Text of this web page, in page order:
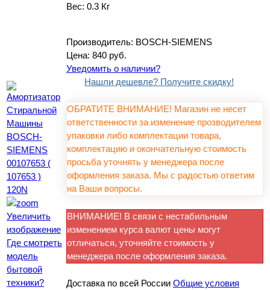
Увеличить
изображение
Где смотреть
модель
бытовой
техники?
Вес: 0.3 Кг
Производитель: BOSCH-SIEMENS
Цена: 840 руб.
Уведомить о наличии?
Нашли дешевле? Получите скидку!
ОБРАТИТЕ ВНИМАНИЕ! Магазин не несет
ответственности за изменение прозводителем
упаковки либо комплектации товара,
комплектацию и окончательную стоимость
просьба уточнять у менеджера после
оформления заказа. Мы с радостью ответим
на Ваши вопросы.
ВНИМАНИЕ! В связи с нестабильным
изменением курса валют цены могут
отличаться, уточняйте стоимость у
менеджера после оформления заказа.
Доставка по всей России Общие условия